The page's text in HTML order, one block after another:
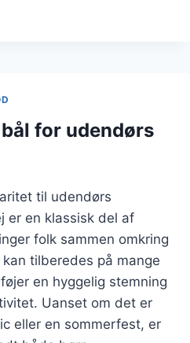
for udendørs
til udendørs
er en klassisk del af
folk sammen omkring
tilberedes på mange
en hyggelig stemning
Uanset om det er
eller en sommerfest, er